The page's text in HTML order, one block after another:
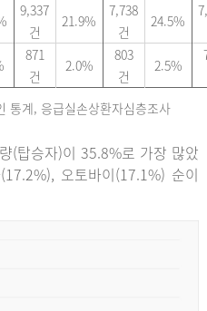
9,337
건
21.9%
7,738
건
24.5%
871
건
2.0%
803
건
2.5%
통계, 응급실손상환자심층조사
(탑승자)이 35.8%로 가장 많았
오토바이(17.1%) 순이